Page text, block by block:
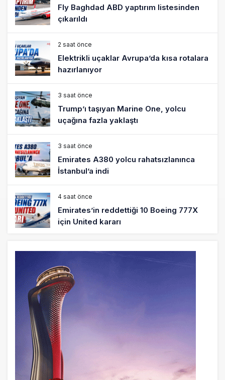
Trump’ı taşıyan Marine One, yolcu
uçağına fazla yaklaştı
3 saat önce
Emirates A380 yolcu rahatsızlanınca
İstanbul’a indi
4 saat önce
Emirates’in reddettiği 10 Boeing 777X
için United kararı
4 saat önce
DHL uçağı havada cisimle çarpıştı,
havalimanında patlayıcı drone bulundu
5 saat önce
SpaceX Falcon 9’un ikinci kademesi
Ay’a çarptı
Üniformasız Disiplin: Kabin Ekipleri Nasıl
Yolcu Olur?
21 saat önce
ISG’nin terminal memurlarından can
kurtaran hamle